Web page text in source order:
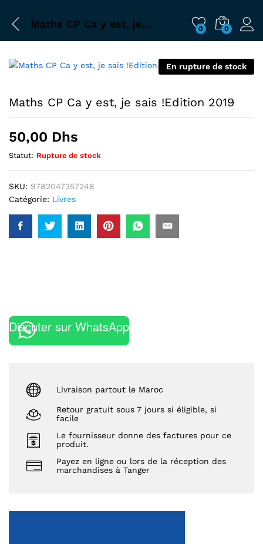
Maths CP Ca y est, je sais !Edition 2019 0 0
En rupture de stock
Maths CP Ca y est, je sais !Edition 2019
50,00 Dhs
Statut: Rupture de stock
SKU: 9782047357248
Catégorie: Livres
Discuter sur WhatsApp
Livraison partout le Maroc
Retour gratuit sous 7 jours si éligible, si
facile
Le fournisseur donne des factures pour ce
produit.
Payez en ligne ou lors de la réception des
marchandises à Tanger